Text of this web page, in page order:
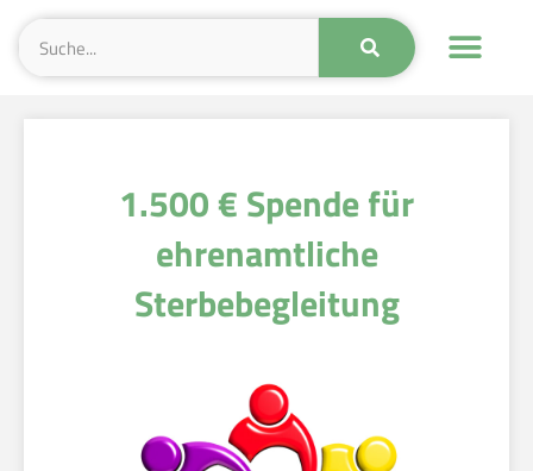
1.500 € Spende für
ehrenamtliche
Sterbebegleitung